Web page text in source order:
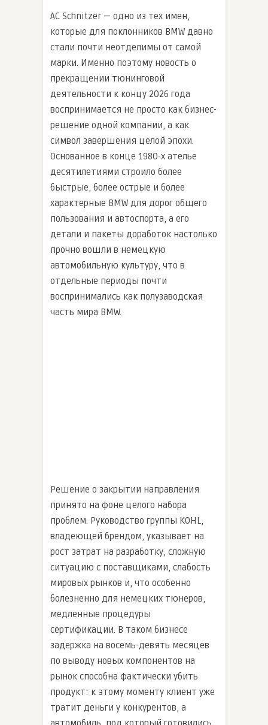
AC Schnitzer — одно из тех имен,
которые для поклонников BMW давно
стали почти неотделимы от самой
марки. Именно поэтому новость о
прекращении тюнинговой
деятельности к концу 2026 года
воспринимается не просто как бизнес-
решение одной компании, а как
символ завершения целой эпохи.
Основанное в конце 1980-х ателье
десятилетиями строило более
быстрые, более острые и более
характерные BMW для дорог общего
пользования и автоспорта, а его
детали и пакеты доработок настолько
прочно вошли в немецкую
автомобильную культуру, что в
отдельные периоды почти
воспринимались как полузаводская
часть мира BMW.
Решение о закрытии направления
принято на фоне целого набора
проблем. Руководство группы KOHL,
владеющей брендом, указывает на
рост затрат на разработку, сложную
ситуацию с поставщиками, слабость
мировых рынков и, что особенно
болезненно для немецких тюнеров,
медленные процедуры
сертификации. В таком бизнесе
задержка на восемь-девять месяцев
по выводу новых компонентов на
рынок способна фактически убить
продукт: к этому моменту клиент уже
тратит деньги у конкурентов, а